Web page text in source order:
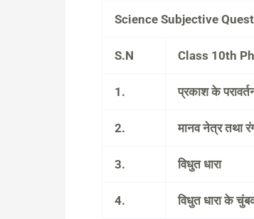
Science Subjective
S.N Class 10th
1. प्रकाश के
2. मानव नेत्र तथा
3. विधुत धारा
4. विधुत धारा के